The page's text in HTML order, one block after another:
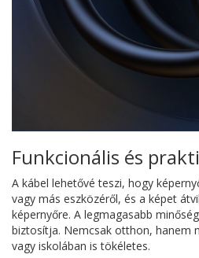
Funkcionális és
A kábel lehetővé teszi, hogy
vagy más eszközéről, és a képet
képernyőre. A legmagasabb
biztosítja. Nemcsak otthon, hanem
vagy iskolában is tökéletes.